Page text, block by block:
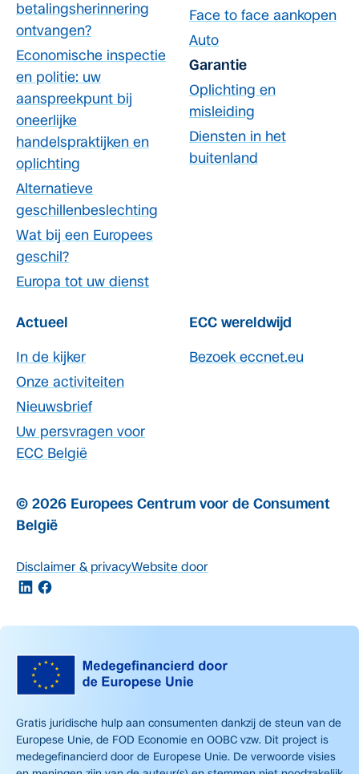
betalingsherinnering
ontvangen?
Economische inspectie
en politie: uw
aanspreekpunt bij
oneerlijke
handelspraktijken en
oplichting
Alternatieve
geschillenbeslechting
Wat bij een Europees
geschil?
Europa tot uw dienst
Face to face aankopen
Auto
Garantie
Oplichting en
misleiding
Diensten in het
buitenland
Actueel
In de kijker
Onze activiteiten
Nieuwsbrief
Uw persvragen voor
ECC België
ECC wereldwijd
Bezoek eccnet.eu
© 2026 Europees Centrum voor de Consument
België
Disclaimer & privacyWebsite door
Gratis juridische hulp aan consumenten dankzij de steun van de
Europese Unie, de FOD Economie en OOBC vzw. Dit project is
medegefinancierd door de Europese Unie. De verwoorde visies